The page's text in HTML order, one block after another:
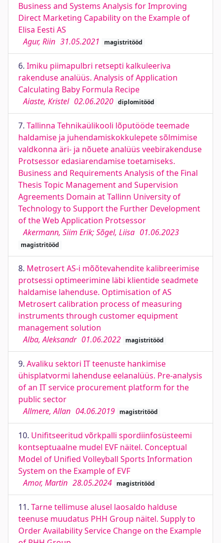
Business and Systems Analysis for Improving
Direct Marketing Capability on the Example of
Elisa Eesti AS
Agur, Riin 31.05.2021 magistritööd
6. Imiku piimapulbri retsepti kalkuleeriva
rakenduse analüüs. Analysis of Application
Calculating Baby Formula Recipe
Aiaste, Kristel 02.06.2020 diplomitööd
7. Tallinna Tehnikaülikooli lõputööde teemade
haldamise ja juhendamiskokkulepete sõlmimise
valdkonna äri- ja nõuete analüüs veebirakenduse
Protsessor edasiarendamise toetamiseks.
Business and Requirements Analysis of the Final
Thesis Topic Management and Supervision
Agreements Domain at Tallinn University of
Technology to Support the Further Development
of the Web Application Protsessor
Akermann, Siim Erik; Sõgel, Liisa 01.06.2023
magistritööd
8. Metrosert AS-i mõõtevahendite kalibreerimise
protsessi optimeerimine läbi klientide seadmete
haldamise lahenduse. Optimisation of AS
Metrosert calibration process of measuring
instruments through customer equipment
management solution
Alba, Aleksandr 01.06.2022 magistritööd
9. Avaliku sektori IT teenuste hankimise
ühisplatvormi lahenduse eelanalüüs. Pre-analysis
of an IT service procurement platform for the
public sector
Allmere, Allan 04.06.2019 magistritööd
10. Unifitseeritud võrkpalli spordiinfosüsteemi
kontseptuaalne mudel EVF näitel. Conceptual
Model of Unified Volleyball Sports Information
System on the Example of EVF
Amor, Martin 28.05.2024 magistritööd
11. Tarne tellimuse alusel laosaldo halduse
teenuse muudatus PHH Group näitel. Supply to
Order Availability Service Change on the Example